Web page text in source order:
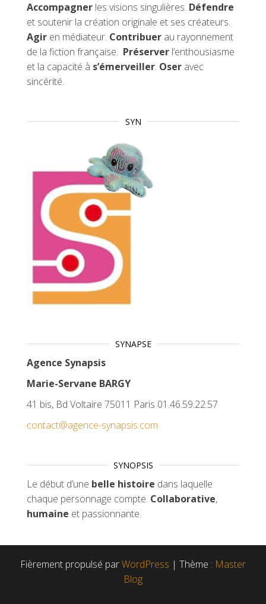
Accompagner les visions singulières. Défendre
et soutenir la création originale et ses créateurs.
Agir en médiateur. Contribuer au rayonnement
de la fiction française. Préserver l’enthousiasme
et la capacité à s’émerveiller. Oser avec
sincérité.
SYN
SYNAPSE
Agence Synapsis
Marie-Servane BARGY
41 bis, Bd Voltaire 75011 Paris 01.46.59.22.57
contact@agence-synapsis.com
SYNOPSIS
Le début d’une belle histoire dans laquelle
chaque personnage compte. Collaborative,
humaine et passionnante.
Fièrement propulsé parWordPress | Thème : Master
Blog